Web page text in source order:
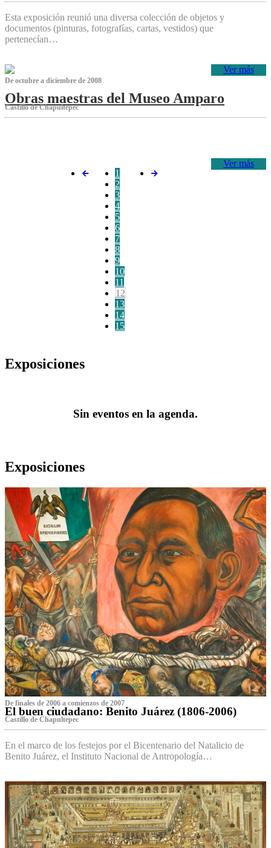
Esta exposición reunió una diversa colección de objetos y
documentos (pinturas, fotografías, cartas, vestidos) que
pertenecían…
Ver más
De octubre a diciembre de 2008
Obras maestras del Museo Amparo
Castillo de Chapultepec
Ver más
1
2
3
4
5
6
7
8
9
10
11
12
13
14
15
Exposiciones
Sin eventos en la agenda.
Exposiciones
De finales de 2006 a comienzos de 2007
El buen ciudadano: Benito Juárez (1806-2006)
Castillo de Chapultepec
En el marco de los festejos por el Bicentenario del Natalicio de
Benito Juárez, el Instituto Nacional de Antropología…